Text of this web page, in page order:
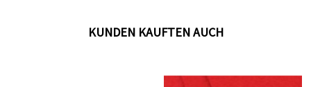
KUNDEN KAUFTEN AUCH